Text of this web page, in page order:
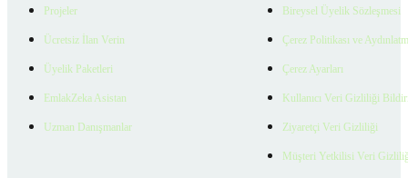
Projeler
Ücretsiz İlan Verin
Üyelik Paketleri
EmlakZeka Asistan
Uzman Danışmanlar
Bireysel Üyelik Sözleşmesi
Çerez Politikası ve
Çerez Ayarları
Kullanıcı Veri Gizliliği
Ziyaretçi Veri Gizliliği
Müşteri Yetkilisi Veri